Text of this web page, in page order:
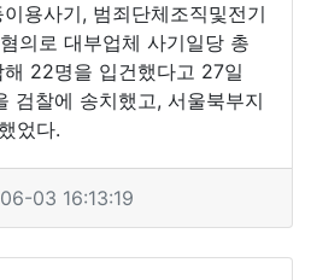
용사기, 범죄단체조직및전기
의로 대부업체 사기일당 총
22명을 입건했다고 27일
검찰에 송치했고, 서울북부지
었다.
03 16:13:19